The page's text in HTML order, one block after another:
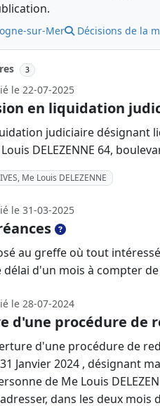
sur-Mer Décisions de la
3
le 22-07-2025
en liquidation
judiciaire désignant
DELEZENNE 64,
Me Louis DELEZENNE
le 31-03-2025
au greffe où tout
délai d'un mois à compter
le 28-07-2024
d'une procédure de
d'une procédure de
Janvier 2024 , désignant
de Me Louis
dans les deux